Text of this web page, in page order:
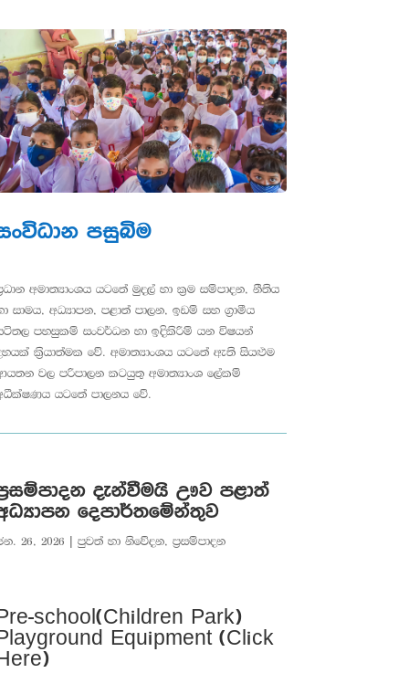
පසුබිම
අමාත්‍යාංශය යටතේ මුදල් හා ක්‍රම සම්පාදන, නීතිය
සාමය, අධ්‍යාපන, පළාත් පාලන, ඉඩම් සහ ග්‍රාමීය
පහසුකම් සංවර්ධන හා ඉදිකිරිම් යන විෂයන්
ක්‍රියාත්මක වේ. අමාත්‍යාංශය යටතේ ඇති සියළුම
වල පරිපාලන කටයුතු අමාත්‍යාංශ ලේකම්
යටතේ පාලනය වේ.
දැන්වීමයි ඌව පළාත්
දෙපාර්තමේන්තුව
26, 2026 පුවත් හා නිවේදන, ප්‍රසම්පාදන
school(Children Park)
Equipment (Click